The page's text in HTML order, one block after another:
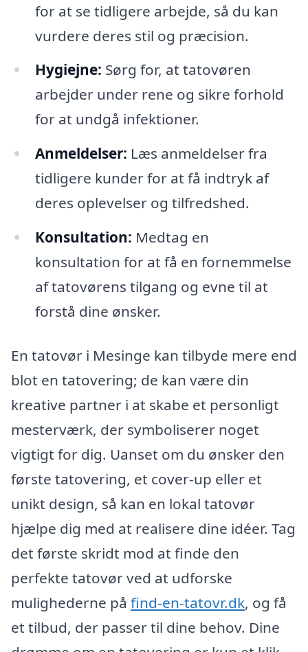
for at se tidligere arbejde, så du kan
vurdere deres stil og præcision.
Hygiejne: Sørg for, at tatovøren
arbejder under rene og sikre forhold
for at undgå infektioner.
Anmeldelser: Læs anmeldelser fra
tidligere kunder for at få indtryk af
deres oplevelser og tilfredshed.
Konsultation: Medtag en
konsultation for at få en fornemmelse
af tatovørens tilgang og evne til at
forstå dine ønsker.
En tatovør i Mesinge kan tilbyde mere end
blot en tatovering; de kan være din
kreative partner i at skabe et personligt
mesterværk, der symboliserer noget
vigtigt for dig. Uanset om du ønsker den
første tatovering, et cover-up eller et
unikt design, så kan en lokal tatovør
hjælpe dig med at realisere dine idéer. Tag
det første skridt mod at finde den
perfekte tatovør ved at udforske
mulighederne på find-en-tatovr.dk, og få
et tilbud, der passer til dine behov. Dine